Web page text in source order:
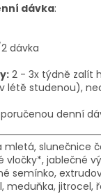
dávka:
dávka
2 - 3x týdně zalít
létě studenou),
denní
mletá, slunečnice
vločky*, jablečné
semínko,
meduňka, jitrocel,